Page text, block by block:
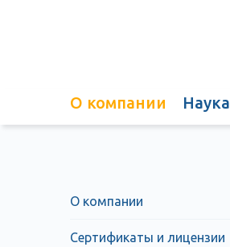
О компании Наука
О компании
Сертификаты и лицензии